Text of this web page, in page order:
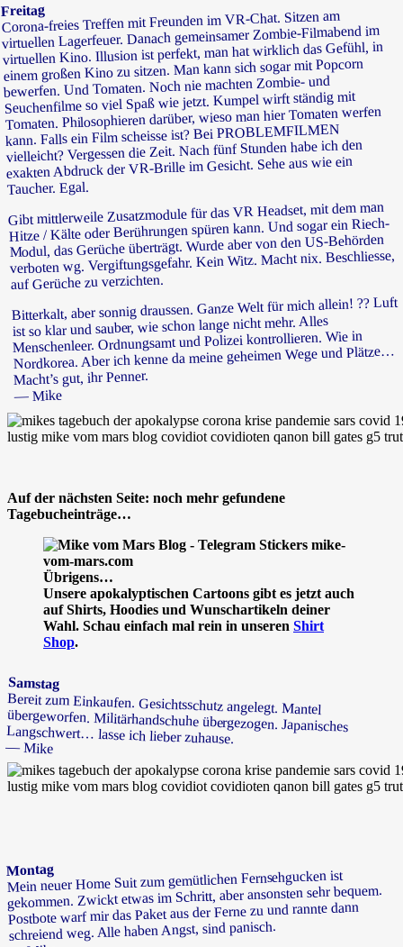
Freitag
Corona-freies Treffen mit Freunden im VR-Chat. Sitzen am
virtuellen Lagerfeuer. Danach gemeinsamer Zombie-Filmabend im
virtuellen Kino. Illusion ist perfekt, man hat wirklich das Gefühl, in
einem großen Kino zu sitzen. Man kann sich sogar mit Popcorn
bewerfen. Und Tomaten. Noch nie machten Zombie- und
Seuchenfilme so viel Spaß wie jetzt. Kumpel wirft ständig mit
Tomaten. Philosophieren darüber, wieso man hier Tomaten werfen
kann. Falls ein Film scheisse ist? Bei PROBLEMFILMEN
vielleicht? Vergessen die Zeit. Nach fünf Stunden habe ich den
exakten Abdruck der VR-Brille im Gesicht. Sehe aus wie ein
Taucher. Egal.
Gibt mittlerweile Zusatzmodule für das VR Headset, mit dem man
Hitze / Kälte oder Berührungen spüren kann. Und sogar ein Riech-
Modul, das Gerüche überträgt. Wurde aber von den US-Behörden
verboten wg. Vergiftungsgefahr. Kein Witz. Macht nix. Beschliesse,
auf Gerüche zu verzichten.
Bitterkalt, aber sonnig draussen. Ganze Welt für mich allein! ?? Luft
ist so klar und sauber, wie schon lange nicht mehr. Alles
Menschenleer. Ordnungsamt und Polizei kontrollieren. Wie in
Nordkorea. Aber ich kenne da meine geheimen Wege und Plätze…
Macht’s gut, ihr Penner.
— Mike
Auf der nächsten Seite: noch mehr gefundene
Tagebucheinträge…
Übrigens…
Unsere apokalyptischen Cartoons gibt es jetzt auch
auf Shirts, Hoodies und Wunschartikeln deiner
Wahl. Schau einfach mal rein in unseren Shirt
Shop.
Samstag
Bereit zum Einkaufen. Gesichtsschutz angelegt. Mantel
übergeworfen. Militärhandschuhe übergezogen. Japanisches
Langschwert… lasse ich lieber zuhause.
— Mike
Montag
Mein neuer Home Suit zum gemütlichen Fernsehgucken ist
gekommen. Zwickt etwas im Schritt, aber ansonsten sehr bequem.
Postbote warf mir das Paket aus der Ferne zu und rannte dann
schreiend weg. Alle haben Angst, sind panisch.